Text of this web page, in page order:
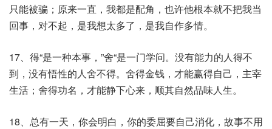
只能被骗；原来一直，我都是配角，也许他根本就不把我当
回事，对不起，是我想太多了，是我自作多情。
17、得“是一种本事，”舍“是一门学问。没有能力的人得不
到，没有悟性的人舍不得。舍得金钱，才能赢得自己，主宰
生活；舍得功名，才能静下心来，顺其自然品味人生。
18、总有一天，你会明白，你的委屈要自己消化，故事不用